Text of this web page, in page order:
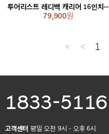
투어리스트 레디백 캐리어 16인치 [2 colors]
79,900원
≪ ＜ 1
1833-5116
고객센터 평일 오전 9시 - 오후 6시